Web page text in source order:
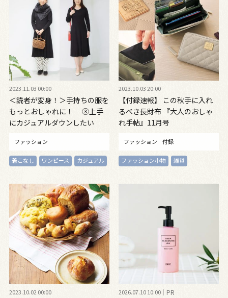
2023.11.03 00:00
＜読者が変身！＞手持ちの服を
もっとおしゃれに！ ③上手
にカジュアルダウンしたい
ファッション
着こなし ワンピース カジュアル
2023.10.03 20:00
【付録速報】 この秋手に入れ
るべき長財布 『大人のおしゃ
れ手帖』11月号
ファッション 付録
ファッション小物 雑貨
2023.10.02 00:00 2026.07.10 10:00 PR